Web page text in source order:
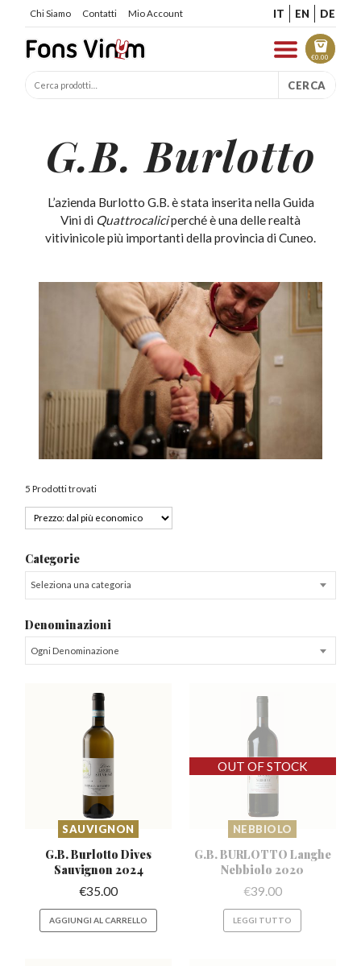
Chi Siamo Contatti Mio Account IT EN DE
€0.00
CERCA
G.B. Burlotto
L’azienda Burlotto G.B. è stata inserita nella Guida
Vini di Quattrocaliciperché è una delle realtà
vitivinicole più importanti della provincia di Cuneo.
5 Prodotti trovati
Categorie
Seleziona una categoria
Denominazioni
Ogni Denominazione
SAUVIGNON
G.B. Burlotto Dives
Sauvignon 2024
€35.00
AGGIUNGI AL CARRELLO
NEBBIOLO
G.B. BURLOTTO Langhe
Nebbiolo 2020
€39.00
LEGGI TUTTO